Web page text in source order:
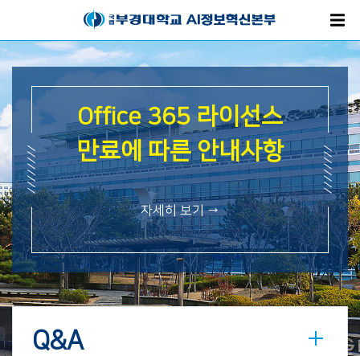
Office 365 라이선스
만료에 따른 안내사항
자세히 보기 →
Q&A